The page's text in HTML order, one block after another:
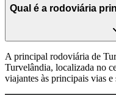
Qual é a rodoviária
A principal rodoviária de
Turvelândia, localizada no
viajantes às principais vias e